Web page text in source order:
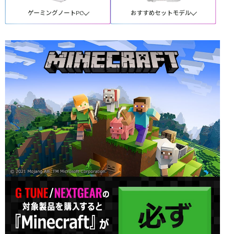
ゲーミングノートPC おすすめセットモデル